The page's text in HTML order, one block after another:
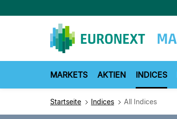
zum
MARKETS AKTIEN INDICES
Startseite Indices All Indices